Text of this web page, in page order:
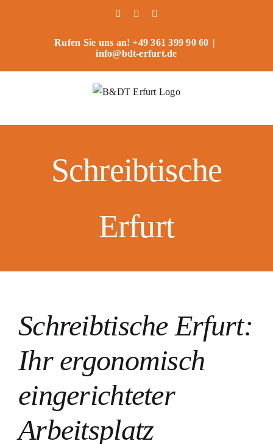
FacebookInstagram
Rufen Sie uns an! +49 361 399 90 60 |
info@bdt-erfurt.de
Schreibtische
Erfurt
Schreibtische Erfurt:
Ihr ergonomisch
eingerichteter
Arbeitsplatz